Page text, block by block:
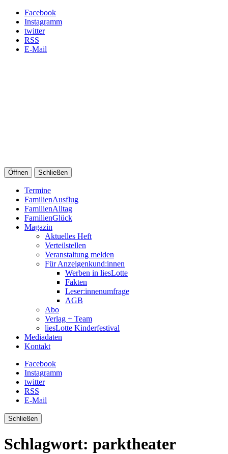
Facebook
Instagramm
twitter
RSS
E-Mail
Öffnen Schließen
Termine
FamilienAusflug
FamilienAlltag
FamilienGlück
Magazin
Aktuelles Heft
Verteilstellen
Veranstaltung melden
Für Anzeigenkund:innen
Werben in liesLotte
Fakten
Leser:innenumfrage
AGB
Abo
Verlag + Team
liesLotte Kinderfestival
Mediadaten
Kontakt
Facebook
Instagramm
twitter
RSS
E-Mail
Schließen
Schlagwort: parktheater